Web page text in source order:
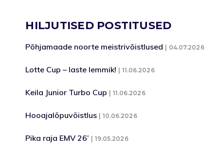
HILJUTISED POSTITUSED
Põhjamaade noorte meistrivõistlused 04.07.2026
Lotte Cup – laste lemmik! 11.06.2026
Keila Junior Turbo Cup 11.06.2026
Hooajalõpuvõistlus 10.06.2026
Pika raja EMV 26’ 19.05.2026